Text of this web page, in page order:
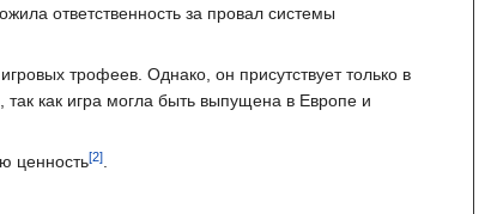
ответственность за провал системы
трофеев. Однако, он присутствует только в
как игра могла быть выпущена в Европе и
ценность
.